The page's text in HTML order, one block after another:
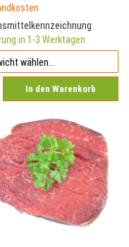
in 1-3 Werktagen
In den Warenkorb